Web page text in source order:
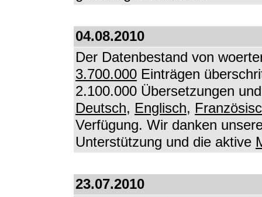
04.08.2010
Der Datenbestand von
3.700.000 Einträgen
2.100.000 Übersetzungen
Deutsch, Englisch,
Verfügung. Wir danken
Unterstützung und die aktive
23.07.2010